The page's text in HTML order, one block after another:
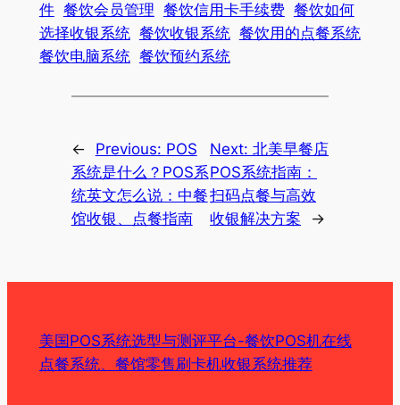
件 餐饮会员管理 餐饮信用卡手续费 餐饮如何
选择收银系统 餐饮收银系统 餐饮用的点餐系统
餐饮电脑系统 餐饮预约系统
← Previous: POS
系统是什么？POS系
统英文怎么说：中餐
馆收银、点餐指南
Next:北美早餐店
POS系统指南：
扫码点餐与高效
收银解决方案
→
美国POS系统选型与测评平台-餐饮POS机在线
点餐系统、餐馆零售刷卡机收银系统推荐